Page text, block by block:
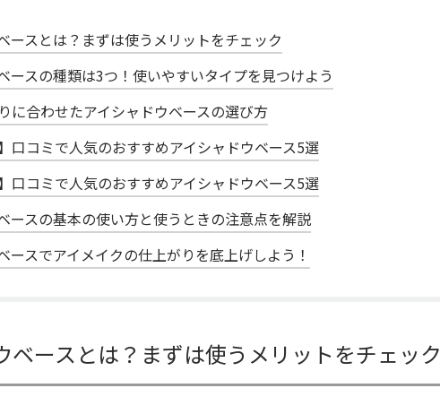
ースとは？まずは使うメリットをチェック
ースの種類は3つ！使いやすいタイプを見つけよう
に合わせたアイシャドウベースの選び方
口コミで人気のおすすめアイシャドウベース5選
口コミで人気のおすすめアイシャドウベース5選
ースの基本の使い方と使うときの注意点を解説
ースでアイメイクの仕上がりを底上げしよう！
ベースとは？まずは使うメリットをチェック